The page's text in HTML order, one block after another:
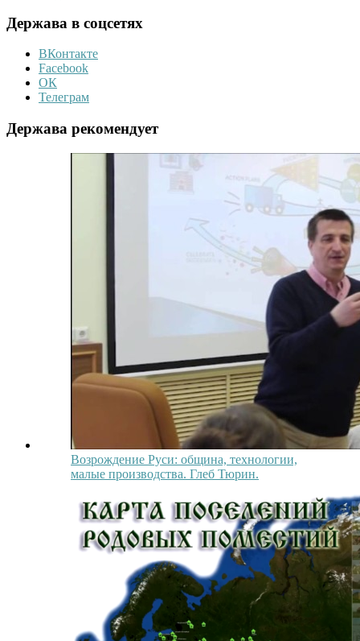
Держава в соцсетях
ВКонтакте
Facebook
ОК
Телеграм
Держава рекомендует
Возрождение Руси: община, технологии,
малые производства. Глеб Тюрин.